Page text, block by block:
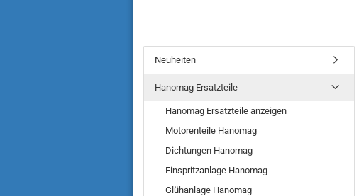
Neuheiten
Hanomag Ersatzteile
Hanomag Ersatzteile anzeigen
Motorenteile Hanomag
Dichtungen Hanomag
Einspritzanlage Hanomag
Glühanlage Hanomag